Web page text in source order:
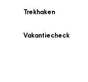
Trekhaken
Vakantiecheck